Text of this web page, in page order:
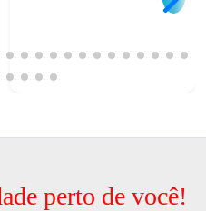
perto de você!